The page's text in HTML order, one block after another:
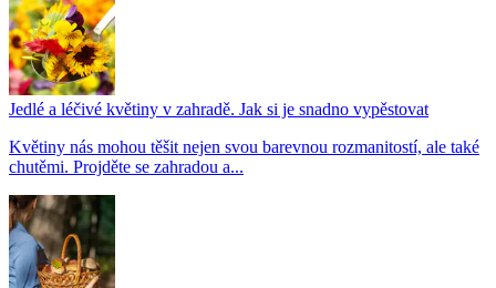
Jedlé a léčivé květiny v zahradě. Jak si je snadno vypěstovat
Květiny nás mohou těšit nejen svou barevnou rozmanitostí, ale také
chutěmi. Projděte se zahradou a...